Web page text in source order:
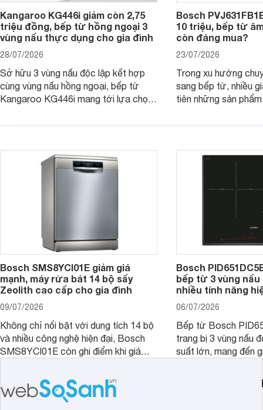
Kangaroo KG446i giảm còn 2,75
triệu đồng, bếp từ hồng ngoại 3
vùng nấu thực dụng cho gia đình
28/07/2026
Sở hữu 3 vùng nấu độc lập kết hợp
cùng vùng nấu hồng ngoại, bếp từ
Kangaroo KG446i mang tới lựa chọn
nhiều cửa hàng, đại lý.
Bosch
10 triệu, bếp từ
còn đáng mua?
23/07/2026
Trong xu hướng
sang bếp từ, nhiều
tiên những sản
mẫu bếp đáp ứng
Bosch SMS8YCI01E giảm giá
mạnh, máy rửa bát 14 bộ sấy
Zeolith cao cấp cho gia đình
09/07/2026
Không chỉ nổi bật với dung tích 14 bộ
và nhiều công nghệ hiện đại, Bosch
SMS8YCI01E còn ghi điểm khi giá
thời điểm mới mở bán, mang lại tỷ lệ
giá trị/chi phí hấp dẫn hơn cho người
dùng đang tìm kiếm một mẫu máy rửa
Bosch
bếp từ 3 vùng
nhiều tính năng
06/07/2026
Bếp từ Bosch
trang bị 3 vùng nấu
suất lớn, mang đến